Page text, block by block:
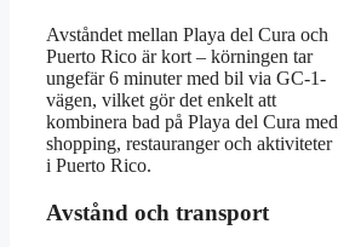
Avståndet mellan Playa del Cura och
Puerto Rico är kort – körningen tar
ungefär 6 minuter med bil via GC-1-
vägen, vilket gör det enkelt att
kombinera bad på Playa del Cura med
shopping, restauranger och aktiviteter
i Puerto Rico.
Avstånd och transport